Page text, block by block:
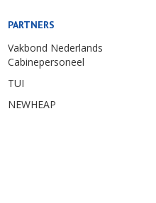
PARTNERS
Vakbond Nederlands
Cabinepersoneel
TUI
NEWHEAP